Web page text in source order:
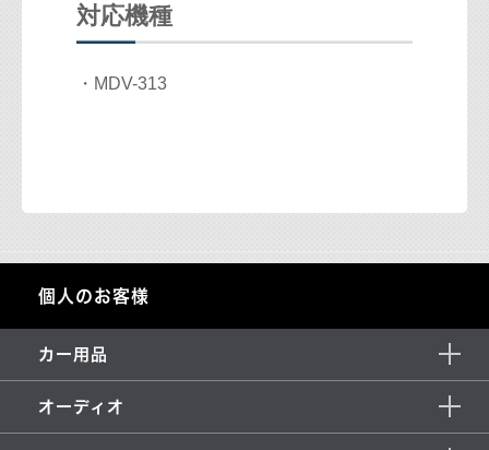
対応機種
・MDV-313
個人のお客様
カー用品
オーディオ